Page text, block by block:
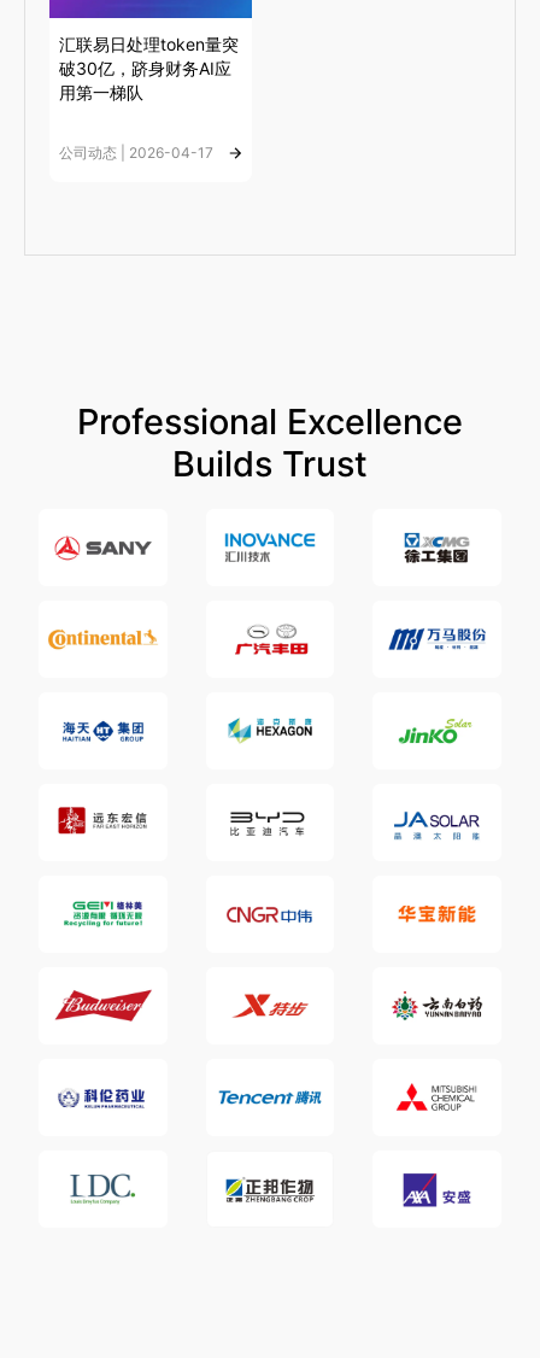
汇联易日处理token量突
破30亿，跻身财务AI应
用第一梯队
公司动态 | 2026-04-17
Professional Excellence
Builds Trust